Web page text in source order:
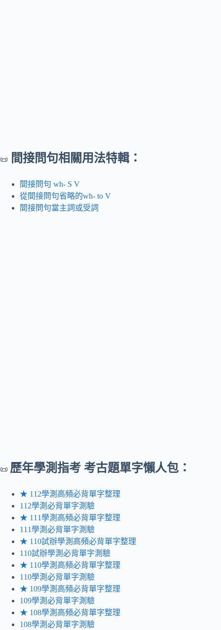
📜 間接問句相關用法特輯：
間接問句 wh- S V
從間接問句省略的wh- to V
間接問句當主詞或受詞
📜 歷年學測指考 考古題單字懶人包：
★ 112學測高頻必背單字整理
112學測必背單字測驗
★ 111學測高頻必背單字整理
111學測必背單字測驗
★ 110試辦學測高頻必背單字整理
110試辦學測必背單字測驗
★ 110學測高頻必背單字整理
110學測必背單字測驗
★ 109學測高頻必背單字整理
109學測必背單字測驗
★ 108學測高頻必背單字整理
108學測必背單字測驗